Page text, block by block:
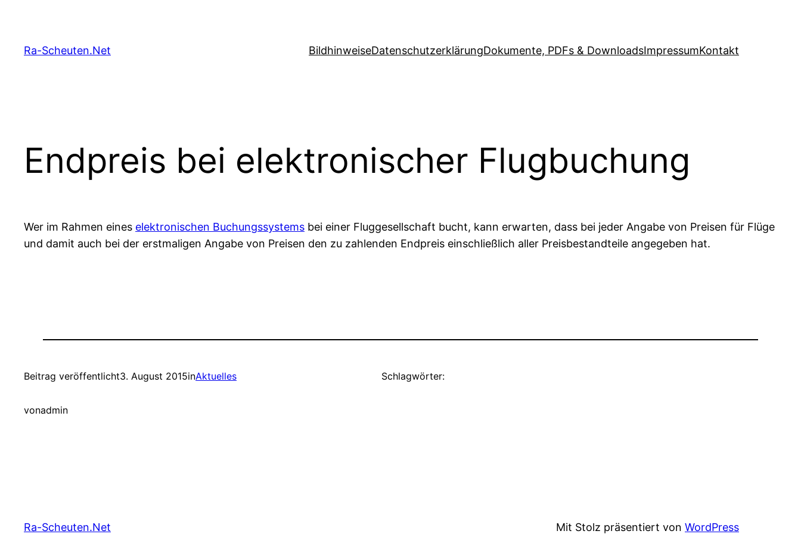
springen
Ra-Scheuten.Net BildhinweiseDatenschutzerklärungDokumente, PDFs & DownloadsImpressumKontakt
Endpreis bei elektronischer Flugbuchung
Wer im Rahmen eines elektronischen Buchungssystems bei einer Fluggesellschaft bucht, kann erwarten, dass bei jeder Angabe von Preisen für Flüge
und damit auch bei der erstmaligen Angabe von Preisen den zu zahlenden Endpreis einschließlich aller Preisbestandteile angegeben hat.
Beitrag veröffentlicht3. August 2015inAktuelles
vonadmin
Schlagwörter:
Ra-Scheuten.Net Mit Stolz präsentiert von WordPress